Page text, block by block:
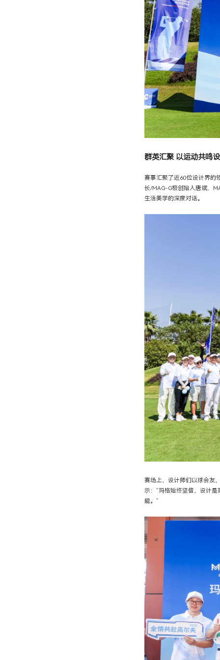
群英汇聚 以运动共鸣
赛事汇聚了近60位设计界的
长/MAG-G极创始人唐斌、
生活美学的深度对话。
赛场上，设计师们以球会友
示：“玛格始终坚信，设计
能。”